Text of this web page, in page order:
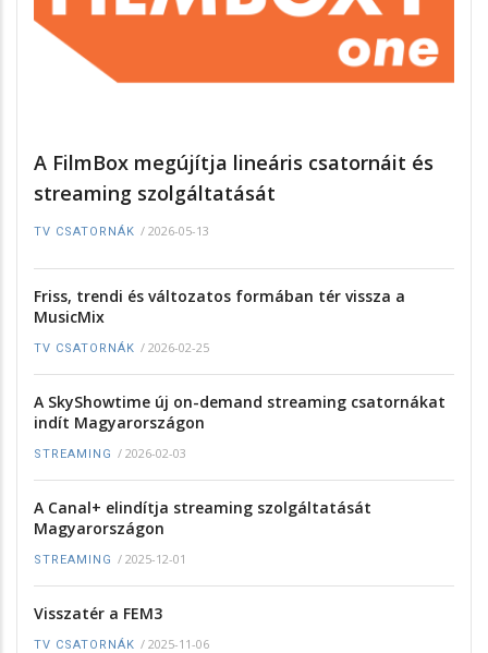
A FilmBox megújítja lineáris csatornáit és
streaming szolgáltatását
TV CSATORNÁK / 2026-05-13
Friss, trendi és változatos formában tér vissza a
MusicMix
TV CSATORNÁK / 2026-02-25
A SkyShowtime új on-demand streaming csatornákat
indít Magyarországon
STREAMING / 2026-02-03
A Canal+ elindítja streaming szolgáltatását
Magyarországon
STREAMING / 2025-12-01
Visszatér a FEM3
TV CSATORNÁK / 2025-11-06